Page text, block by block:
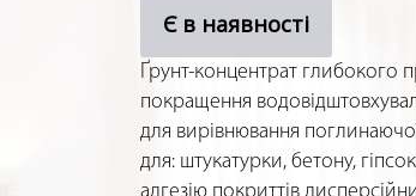
Є в наявності
Ґрунт-концентрат глибокого
покращення
для вирівнювання
для: штукатурки, бетону,